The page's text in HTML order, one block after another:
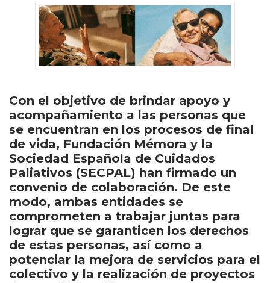
Con el objetivo de brindar apoyo y
acompañamiento a las personas que
se encuentran en los procesos de final
de vida, Fundación Mémora y la
Sociedad Española de Cuidados
Paliativos (SECPAL) han firmado un
convenio de colaboración. De este
modo, ambas entidades se
comprometen a trabajar juntas para
lograr que se garanticen los derechos
de estas personas, así como a
potenciar la mejora de servicios para el
colectivo y la realización de proyectos